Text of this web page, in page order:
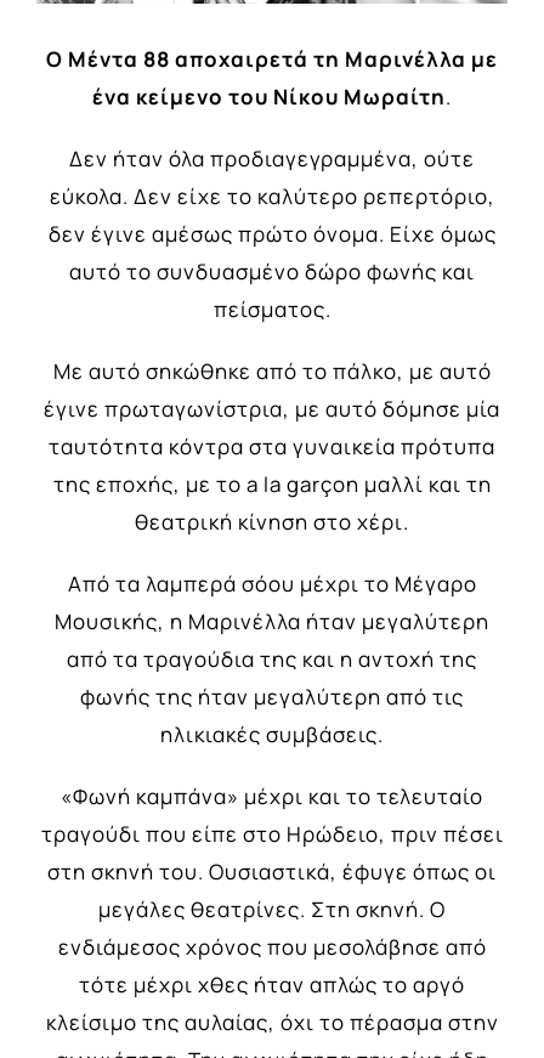
Ο Μέντα 88 αποχαιρετά τη Μαρινέλλα με
ένα κείμενο του Νίκου Μωραίτη.
Δεν ήταν όλα προδιαγεγραμμένα, ούτε
εύκολα. Δεν είχε το καλύτερο ρεπερτόριο,
δεν έγινε αμέσως πρώτο όνομα. Είχε όμως
αυτό το συνδυασμένο δώρο φωνής και
πείσματος.
Με αυτό σηκώθηκε από το πάλκο, με αυτό
έγινε πρωταγωνίστρια, με αυτό δόμησε μία
ταυτότητα κόντρα στα γυναικεία πρότυπα
της εποχής, με το a la garçon μαλλί και τη
θεατρική κίνηση στο χέρι.
Από τα λαμπερά σόου μέχρι το Μέγαρο
Μουσικής, η Μαρινέλλα ήταν μεγαλύτερη
από τα τραγούδια της και η αντοχή της
φωνής της ήταν μεγαλύτερη από τις
ηλικιακές συμβάσεις.
«Φωνή καμπάνα» μέχρι και το τελευταίο
τραγούδι που είπε στο Ηρώδειο, πριν πέσει
στη σκηνή του. Ουσιαστικά, έφυγε όπως οι
μεγάλες θεατρίνες. Στη σκηνή. Ο
ενδιάμεσος χρόνος που μεσολάβησε από
τότε μέχρι χθες ήταν απλώς το αργό
κλείσιμο της αυλαίας, όχι το πέρασμα στην